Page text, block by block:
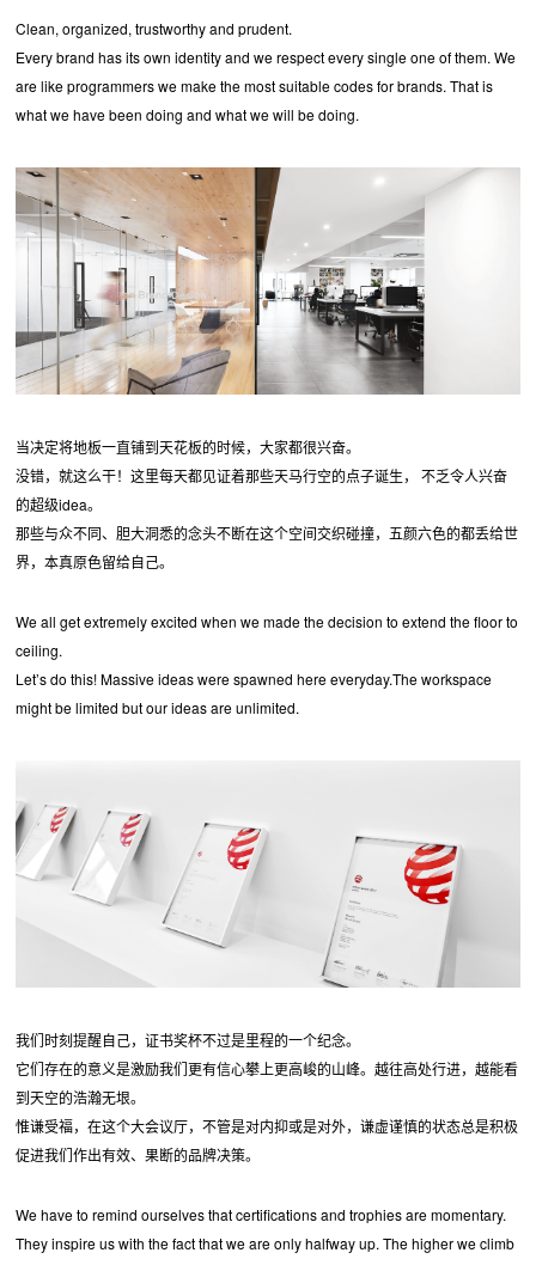
Clean, organized, trustworthy and prudent.
Every brand has its own identity and we respect every single one of them. We
are like programmers we make the most suitable codes for brands. That is
what we have been doing and what we will be doing.
当决定将地板一直铺到天花板的时候，大家都很兴奋。
没错，就这么干！这里每天都见证着那些天马行空的点子诞生， 不乏令人兴奋
的超级idea。
那些与众不同、胆大洞悉的念头不断在这个空间交织碰撞，五颜六色的都丢给世
界，本真原色留给自己。
We all get extremely excited when we made the decision to extend the floor to
ceiling.
Let’s do this! Massive ideas were spawned here everyday.The workspace
might be limited but our ideas are unlimited.
我们时刻提醒自己，证书奖杯不过是里程的一个纪念。
它们存在的意义是激励我们更有信心攀上更高峻的山峰。越往高处行进，越能看
到天空的浩瀚无垠。
惟谦受福，在这个大会议厅，不管是对内抑或是对外，谦虚谨慎的状态总是积极
促进我们作出有效、果断的品牌决策。
We have to remind ourselves that certifications and trophies are momentary.
They inspire us with the fact that we are only halfway up. The higher we climb